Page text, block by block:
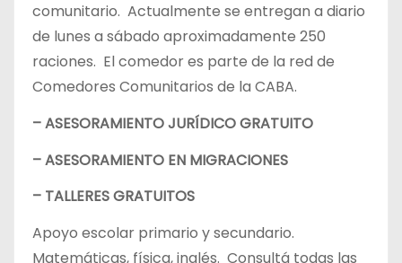
comunitario. Actualmente se entregan a diario
de lunes a sábado aproximadamente 250
raciones. El comedor es parte de la red de
Comedores Comunitarios de la CABA.
– ASESORAMIENTO JURÍDICO GRATUITO
– ASESORAMIENTO EN MIGRACIONES
– TALLERES GRATUITOS
Apoyo escolar primario y secundario.
Matemáticas, física, inglés. Consultá todas las